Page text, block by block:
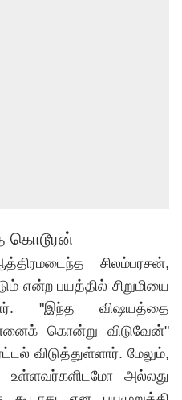
கொடூரன்
சிலம்பரசன்,
என்ற பயத்தில் சிறுமியை
"இந்த விஷயத்தை
கொன்று விடுவேன்"
விடுத்துள்ளார். மேலும்,
உள்ளவர்களிடமோ அல்லது